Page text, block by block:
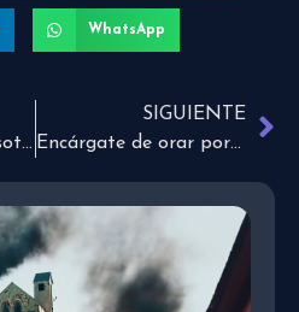
WhatsApp
Algo mejor para nosotros
SIGUIENTE
Encárgate de orar por todo y Dios hará el resto